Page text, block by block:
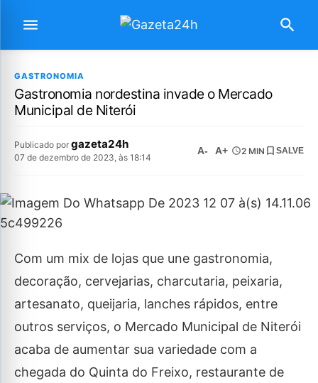
GASTRONOMIA
Gastronomia nordestina invade o Mercado
Municipal de Niterói
Publicado por gazeta24h
07 de dezembro de 2023, às 18:14
A- A+ 2 MIN SALVE
Com um mix de lojas que une gastronomia,
decoração, cervejarias, charcutaria, peixaria,
artesanato, queijaria, lanches rápidos, entre
outros serviços, o Mercado Municipal de Niterói
acaba de aumentar sua variedade com a
chegada do Quinta do Freixo, restaurante de